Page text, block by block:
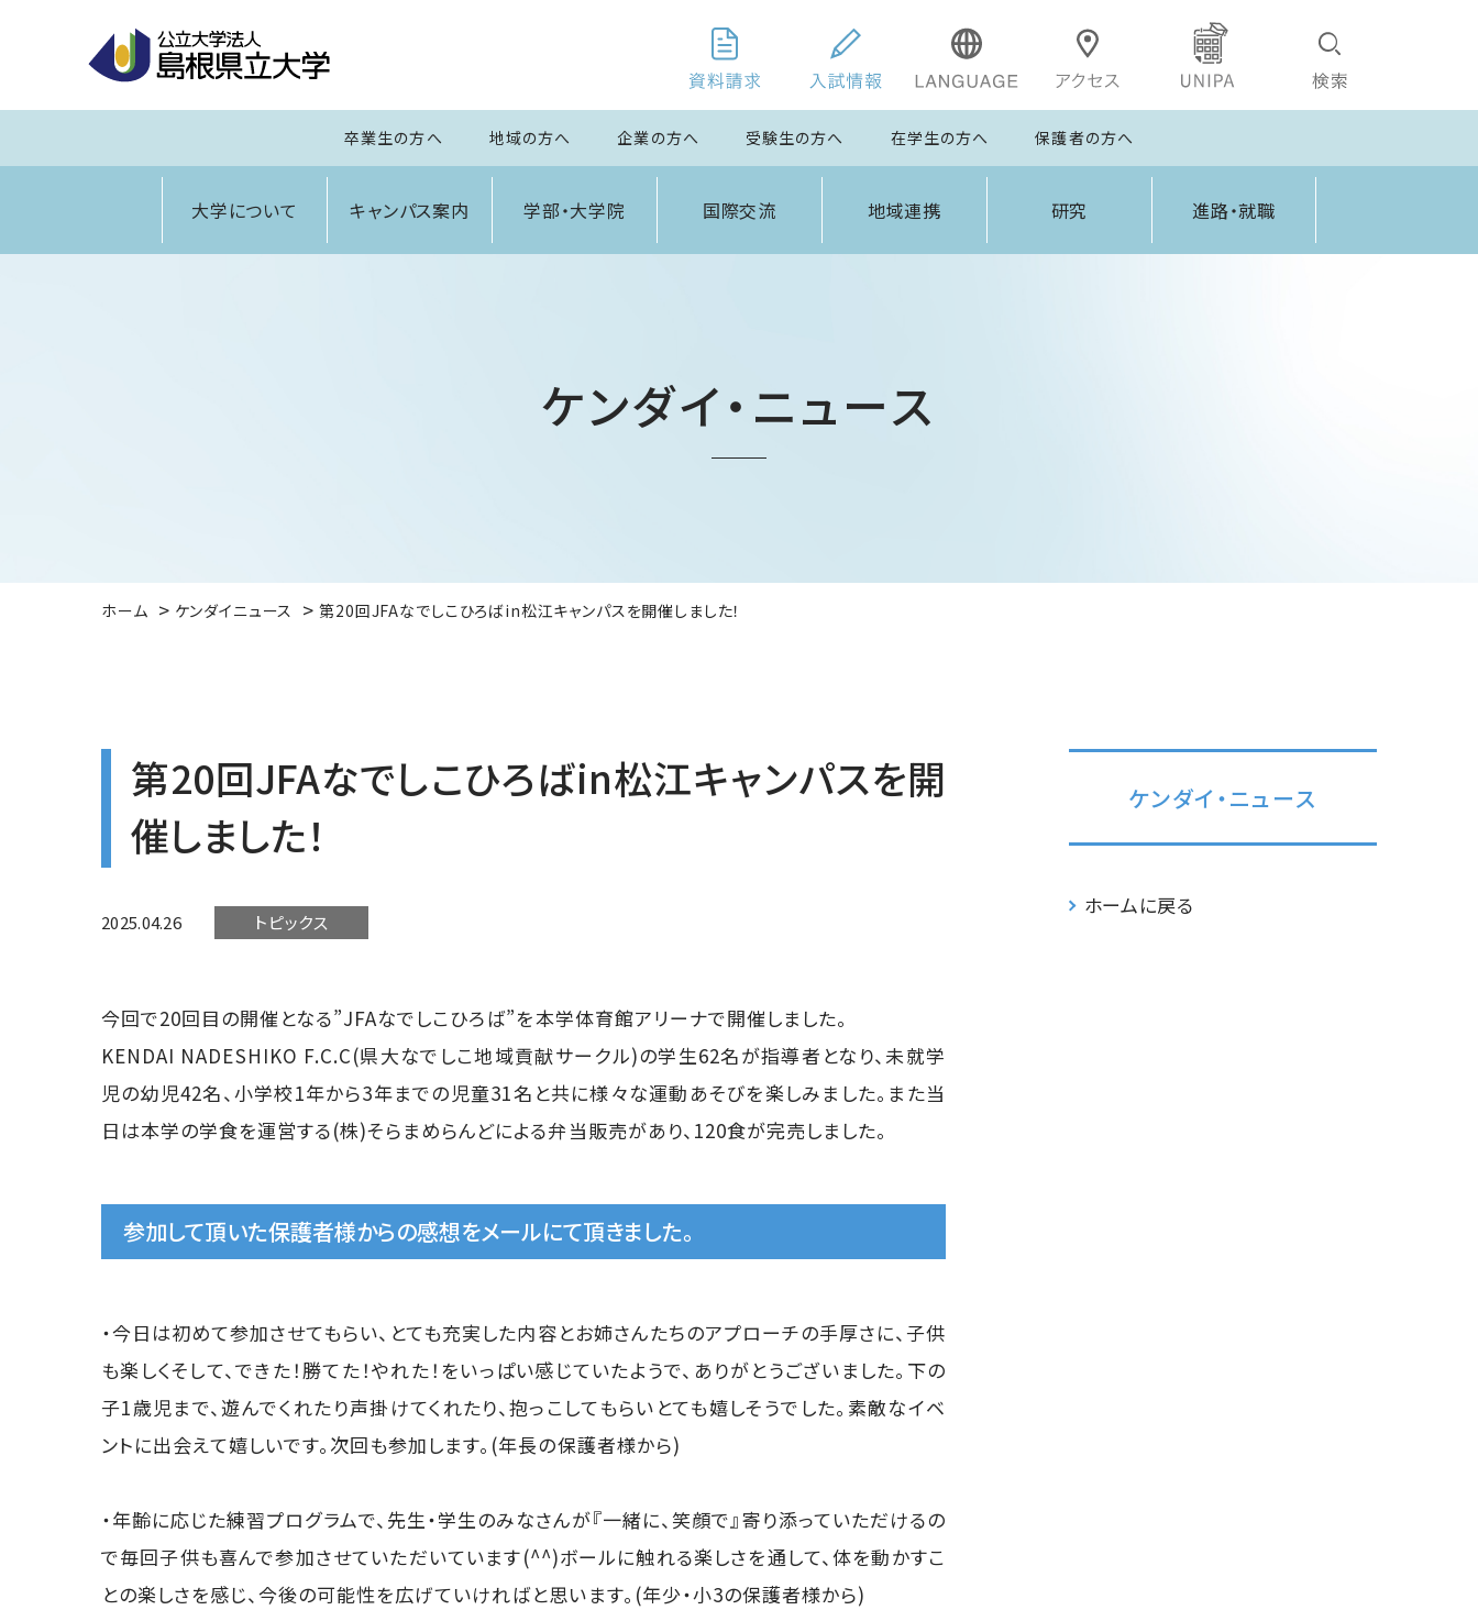
卒業生の方へ 地域の方へ 企業の方へ 受験生の方へ 在学生の方へ 保護者の方へ
大学について キャンパス案内 学部・大学院 国際交流 地域連携 研究 進路・就職
ケンダイ・ニュース
ホーム ケンダイニュース 第20回JFAなでしこひろばin松江キャンパスを開催しました！
第20回JFAなでしこひろばin松江キャンパスを開
催しました！
2025.04.26 トピックス
今回で20回目の開催となる”JFAなでしこひろば”を本学体育館アリーナで開催しました。
KENDAI NADESHIKO F.C.C(県大なでしこ地域貢献サークル)の学生62名が指導者となり、未就学
児の幼児42名、小学校1年から3年までの児童31名と共に様々な運動あそびを楽しみました。また当
日は本学の学食を運営する(株)そらまめらんどによる弁当販売があり、120食が完売しました。
参加して頂いた保護者様からの感想をメールにて頂きました。
・今日は初めて参加させてもらい、とても充実した内容とお姉さんたちのアプローチの手厚さに、子供
も楽しくそして、できた！勝てた！やれた！をいっぱい感じていたようで、ありがとうございました。下の
子1歳児まで、遊んでくれたり声掛けてくれたり、抱っこしてもらいとても嬉しそうでした。素敵なイベ
ントに出会えて嬉しいです。次回も参加します。(年長の保護者様から)
・年齢に応じた練習プログラムで、先生・学生のみなさんが『一緒に、笑顔で』寄り添っていただけるの
で毎回子供も喜んで参加させていただいています(^^)ボールに触れる楽しさを通して、体を動かすこ
との楽しさを感じ、今後の可能性を広げていければと思います。(年少・小3の保護者様から)
ケンダイ・ニュース
ホームに戻る